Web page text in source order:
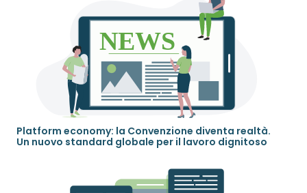
Platform economy: la Convenzione diventa realtà.
Un nuovo standard globale per il lavoro dignitoso